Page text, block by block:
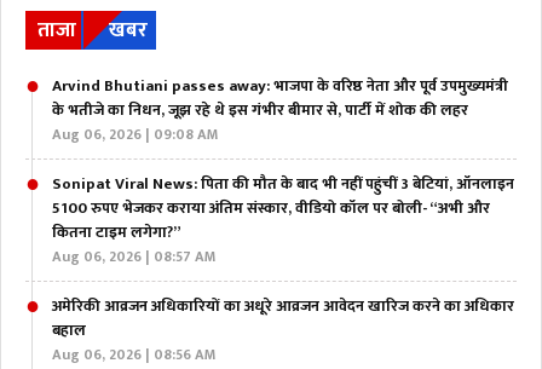
ताजा खबर
Arvind Bhutiani passes away: भाजपा के वरिष्ठ नेता और पूर्व उपमुख्यमंत्री
के भतीजे का निधन, जूझ रहे थे इस गंभीर बीमार से, पार्टी में शोक की लहर
Aug 06, 2026 | 09:08 AM
Sonipat Viral News: पिता की मौत के बाद भी नहीं पहुंचीं 3 बेटियां, ऑनलाइन
5100 रुपए भेजकर कराया अंतिम संस्कार, वीडियो कॉल पर बोली- “अभी और
कितना टाइम लगेगा?”
Aug 06, 2026 | 08:57 AM
अमेरिकी आव्रजन अधिकारियों का अधूरे आव्रजन आवेदन खारिज करने का अधिकार
बहाल
Aug 06, 2026 | 08:56 AM